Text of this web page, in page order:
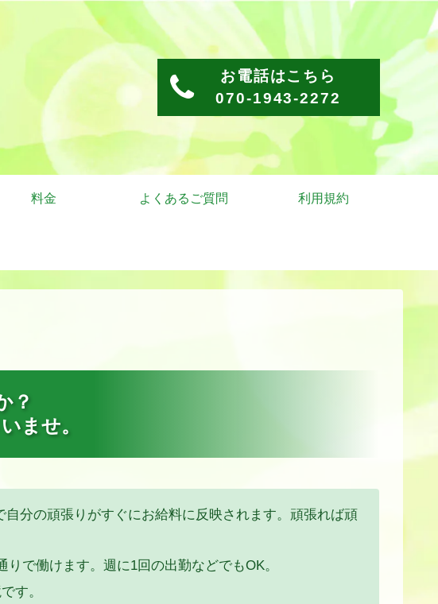
お電話はこちら
070-1943-2272
料金 よくあるご質問 利用規約
？
ませ。
分の頑張りがすぐにお給料に反映されます。頑張れば頑
で働けます。週に1回の出勤などでもOK。
す。